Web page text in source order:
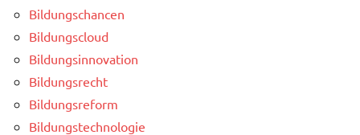
Bildungschancen
Bildungscloud
Bildungsinnovation
Bildungsrecht
Bildungsreform
Bildungstechnologie